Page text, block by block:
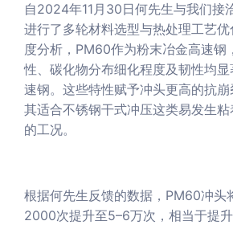
自2024年11月30日何先生与我们接
进行了多轮材料选型与热处理工艺
度分析，PM60作为粉末冶金高速钢
性、碳化物分布细化程度及韧性均
速钢。这些特性赋予冲头更高的抗
其适合不锈钢干式冲压这类易发生
的工况。
根据何先生反馈的数据，PM60冲头
2000次提升至5–6万次，相当于提